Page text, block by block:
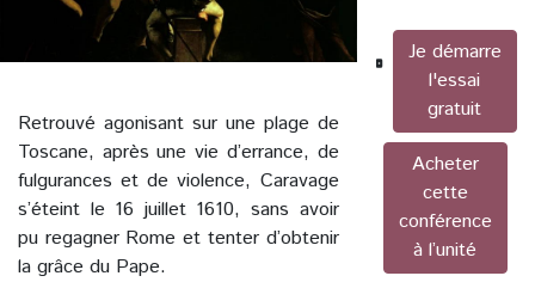
Retrouvé agonisant sur une plage de
Toscane, après une vie d’errance, de
fulgurances et de violence, Caravage
s’éteint le 16 juillet 1610, sans avoir
pu regagner Rome et tenter d’obtenir
la grâce du Pape.
Je démarre
l'essai
gratuit
Acheter
cette
conférence
à l’unité